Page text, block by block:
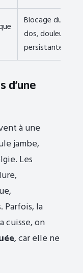
Blocage du
dos, douleur
persistante
d’une
à une
jambe,
Les
la
cuisse, on
, car elle ne